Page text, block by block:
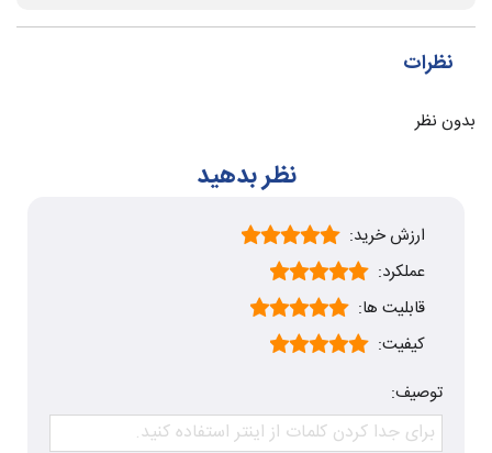
نظرات
بدون نظر
نظر بدهید
ارزش خرید:
عملکرد:
قابلیت ها:
کیفیت:
توصیف: